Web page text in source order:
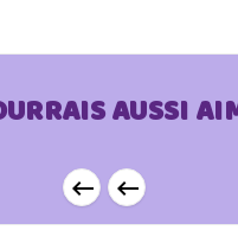
AUSSI
 